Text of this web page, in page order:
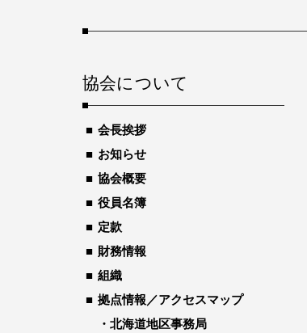
協会について
会長挨拶
お知らせ
協会概要
役員名簿
定款
財務情報
組織
拠点情報／アクセスマップ
北海道地区事務局